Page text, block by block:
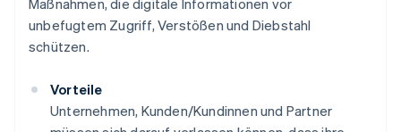
Maßnahmen, die digitale Informationen vor
unbefugtem Zugriff, Verstößen und Diebstahl
schützen.
Vorteile
Unternehmen, Kunden/Kundinnen und Partner